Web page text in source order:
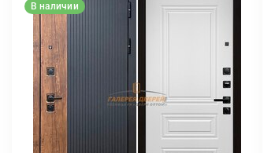
В наличии